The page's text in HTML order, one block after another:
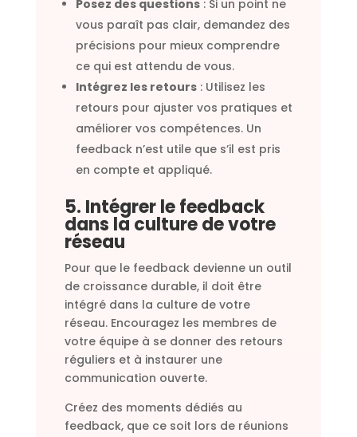
Posez des questions: Si un point ne
vous paraît pas clair, demandez des
précisions pour mieux comprendre
ce qui est attendu de vous.
Intégrez les retours: Utilisez les
retours pour ajuster vos pratiques et
améliorer vos compétences. Un
feedback n’est utile que s’il est pris
en compte et appliqué.
5. Intégrer le feedback
dans la culture de votre
réseau
Pour que le feedback devienne un outil
de croissance durable, il doit être
intégré dans la culture de votre
réseau. Encouragez les membres de
votre équipe à se donner des retours
réguliers et à instaurer une
communication ouverte.
Créez des moments dédiés au
feedback, que ce soit lors de réunions